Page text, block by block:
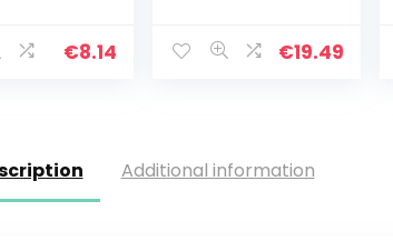
€8.14
€19.49
Additional information